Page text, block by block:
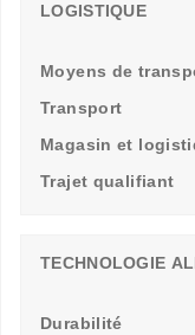
LOGISTIQUE
Moyens de
Transport
Magasin et
Trajet qualifiant
TECHNOLOGIE
Durabilité